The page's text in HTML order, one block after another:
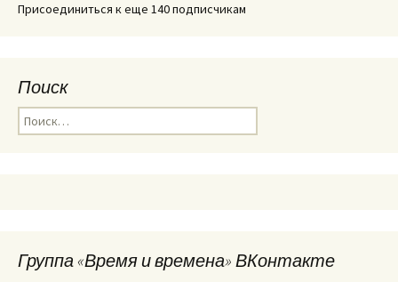
Присоединиться к еще 140 подписчикам
Поиск
Найти:
Группа «Время и времена» ВКонтакте